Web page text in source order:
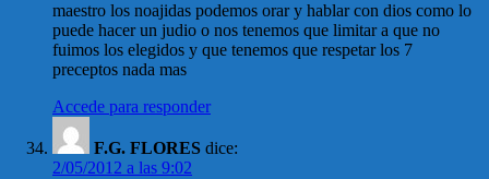
maestro los noajidas podemos orar y hablar con dios como lo
puede hacer un judio o nos tenemos que limitar a que no
fuimos los elegidos y que tenemos que respetar los 7
preceptos nada mas
Accede para responder
F.G. FLORES dice:
2/05/2012 a las 9:02